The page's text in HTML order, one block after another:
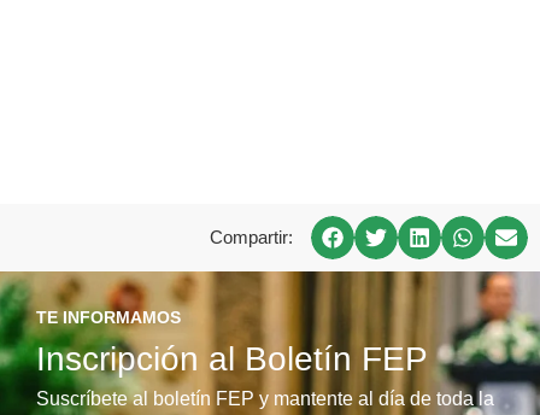
Compartir:
TE INFORMAMOS
Inscripción al Boletín FEP
Suscríbete al boletín FEP y mantente al día de toda la